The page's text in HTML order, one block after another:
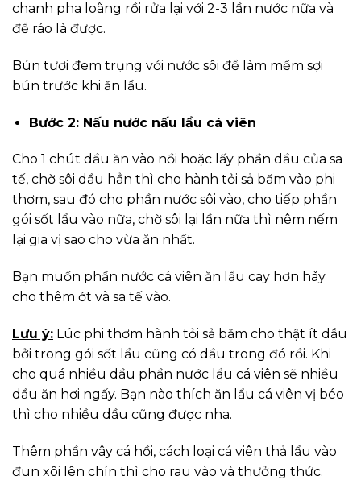
chanh pha loãng rồi rửa lại với 2-3 lần nước nữa và
để ráo là được.
Bún tươi đem trụng với nước sôi để làm mềm sợi
bún trước khi ăn lẩu.
Bước 2: Nấu nước nấu lẩu cá viên
Cho 1 chút dầu ăn vào nồi hoặc lấy phần dầu của sa
tế, chờ sôi dầu hẳn thì cho hành tỏi sả băm vào phi
thơm, sau đó cho phần nước sôi vào, cho tiếp phần
gói sốt lẩu vào nữa, chờ sôi lại lần nữa thì nêm nếm
lại gia vị sao cho vừa ăn nhất.
Bạn muốn phần nước cá viên ăn lẩu cay hơn hãy
cho thêm ớt và sa tế vào.
Lưu ý: Lúc phi thơm hành tỏi sả băm cho thật ít dầu
bởi trong gói sốt lẩu cũng có dầu trong đó rồi. Khi
cho quá nhiều dầu phần nước lẩu cá viên sẽ nhiều
dầu ăn hơi ngấy. Bạn nào thích ăn lẩu cá viên vị béo
thì cho nhiều dầu cũng được nha.
Thêm phần vây cá hồi, cách loại cá viên thả lẩu vào
đun xôi lên chín thì cho rau vào và thưởng thức.